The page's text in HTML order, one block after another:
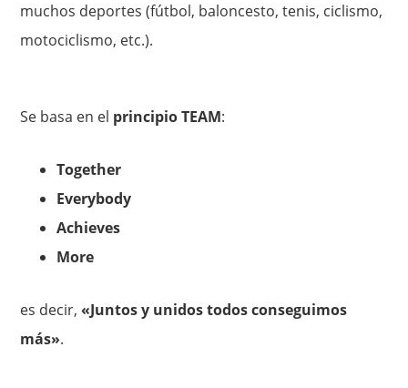
muchos deportes (fútbol, baloncesto, tenis, ciclismo,
motociclismo, etc.).
Se basa en el principio TEAM:
Together
Everybody
Achieves
More
es decir,«Juntos y unidos todos conseguimos
más».